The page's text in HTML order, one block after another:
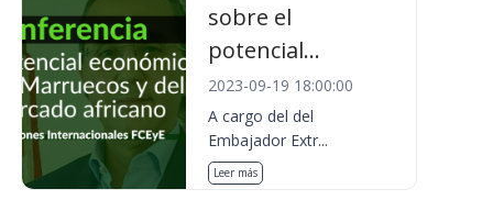
sobre el
potencial...
2023-09-19 18:00:00
A cargo del del
Embajador Extr...
Leer más